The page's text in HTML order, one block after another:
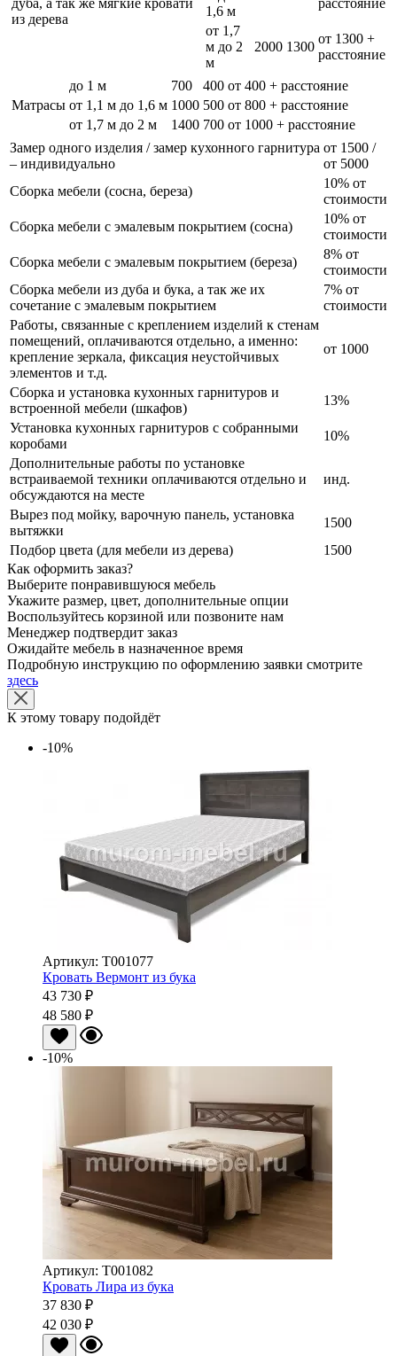
дуба, а так же мягкие кровати
из дерева
1,6 м
расстояние
от 1,7
м до 2
м
2000 1300
от 1300 +
расстояние
Матрасы
до 1 м 700 400 от 400 + расстояние
от 1,1 м до 1,6 м 1000 500 от 800 + расстояние
от 1,7 м до 2 м
1400 700 от 1000 + расстояние
Замер одного изделия / замер кухонного гарнитура
– индивидуально
от 1500 /
от 5000
Сборка мебели (сосна, береза)
10% от
стоимости
Сборка мебели с эмалевым покрытием (сосна)
10% от
стоимости
Сборка мебели с эмалевым покрытием (береза)
8% от
стоимости
Сборка мебели из дуба и бука, а так же их
сочетание с эмалевым покрытием
7% от
стоимости
Работы, связанные с креплением изделий к стенам
помещений, оплачиваются отдельно, а именно:
крепление зеркала, фиксация неустойчивых
элементов и т.д.
от 1000
Сборка и установка кухонных гарнитуров и
встроенной мебели (шкафов)
13%
Установка кухонных гарнитуров с собранными
коробами
10%
Дополнительные работы по установке
встраиваемой техники оплачиваются отдельно и
обсуждаются на месте
инд.
Вырез под мойку, варочную панель, установка
вытяжки
1500
Подбор цвета (для мебели из дерева)
1500
Как оформить заказ?
Выберите понравившуюся мебель
Укажите размер, цвет, дополнительные опции
Воспользуйтесь корзиной или позвоните нам
Менеджер подтвердит заказ
Ожидайте мебель в назначенное время
Подробную инструкцию по оформлению заявки смотрите
здесь
К этому товару подойдёт
-10%
Артикул: Т001077
Кровать Вермонт из бука
43 730 ₽
48 580 ₽
-10%
Артикул: Т001082
Кровать Лира из бука
37 830 ₽
42 030 ₽